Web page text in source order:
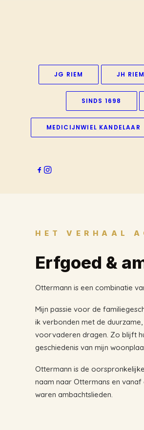
JG RIEM JH RIEM
SINDS 1698
MEDICIJNWIEL KANDELAAR
HET VERHAAL
Erfgoed &
Ottermann is een combinatie
Mijn passie voor de
ik verbonden met de
voorvaderen dragen. Zo blijft
geschiedenis van mijn
Ottermann is de
naam naar Ottermans en
waren ambachtslieden.